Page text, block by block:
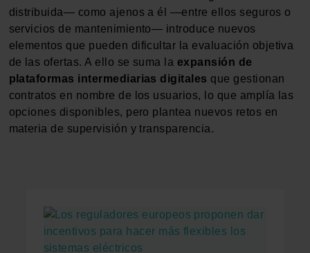
distribuida— como ajenos a él —entre ellos seguros o
servicios de mantenimiento— introduce nuevos
elementos que pueden dificultar la evaluación objetiva
de las ofertas. A ello se suma la expansión de
plataformas intermediarias digitales que gestionan
contratos en nombre de los usuarios, lo que amplía las
opciones disponibles, pero plantea nuevos retos en
materia de supervisión y transparencia.